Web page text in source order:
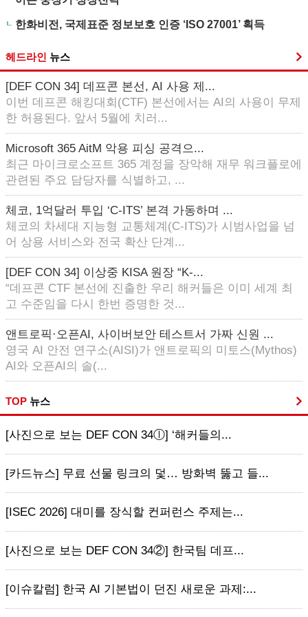
한화비전, 국제표준 정보보호 인증 ‘ISO 27001’ 획득
헤드라인 뉴스
[DEF CON 34] 데프콘 본선, AI 사용 제...
이번 데프콘 해킹대회(CTF) 본선에서는 AI의 사용이 무제
한 허용된다. 앞서 5월에 치러...
Microsoft 365 AitM 악용 피싱 공격으...
최근 마이크로소프트 365 계정을 장악해 재무 워크플로에
관련된 주요 담당자를 식별하고, ...
체코, 1억달러 투입 ‘C-ITS’ 본격 가동하며 ...
체코의 차세대 지능형 교통체계(C-ITS)가 시범사업을 넘
어 상용 서비스와 전국 확산 단계...
[DEF CON 34] 이상중 KISA 원장 “K-...
“데프콘 CTF 본선에 진출한 우리 해커들은 이미 세계 최
고 수준임을 다시 한번 증명한 것...
앤트로픽·오픈AI, 사이버보안 테스트서 가짜 신원 ...
영국 AI 안전 연구소(AISI)가 앤트로픽의 미토스(Mythos)
AI와 오픈AI의 솔(...
TOP 뉴스
[사진으로 보는 DEF CON 34ⓛ] ‘해커들의...
[카드뉴스] 무료 선물 링크의 덫… 방화벽 뚫고 들...
[ISEC 2026] 대미를 장식할 컨퍼런스 주제는...
[사진으로 보는 DEF CON 34②] 한국팀 데프...
[이슈칼럼] 한국 AI 기본법이 던진 새로운 과제:...